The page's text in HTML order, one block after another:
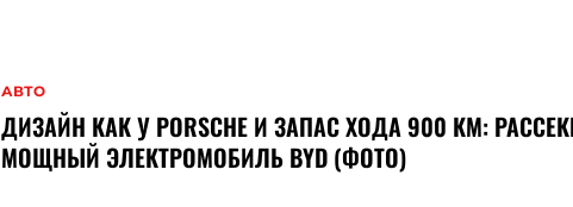
АВТО
ДИЗАЙН КАК У PORSCHE И ЗАПАС ХОДА 900 КМ:
МОЩНЫЙ ЭЛЕКТРОМОБИЛЬ BYD (ФОТО)